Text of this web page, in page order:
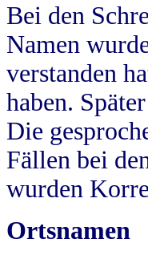
Bei den
Namen
verstanden
haben.
Die
Fällen bei
wurden
Ortsnamen